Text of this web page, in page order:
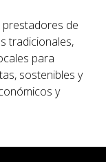
prestadores de
tradicionales,
para
sostenibles y
y